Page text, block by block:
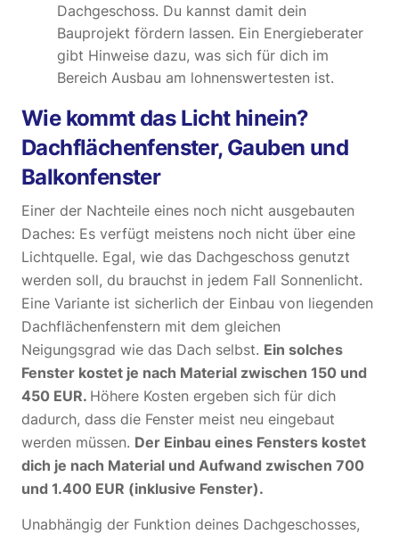
Dachgeschoss. Du kannst damit dein
Bauprojekt fördern lassen. Ein Energieberater
gibt Hinweise dazu, was sich für dich im
Bereich Ausbau am lohnenswertesten ist.
Wie kommt das Licht hinein?
Dachflächenfenster, Gauben und
Balkonfenster
Einer der Nachteile eines noch nicht ausgebauten
Daches: Es verfügt meistens noch nicht über eine
Lichtquelle. Egal, wie das Dachgeschoss genutzt
werden soll, du brauchst in jedem Fall Sonnenlicht.
Eine Variante ist sicherlich der Einbau von liegenden
Dachflächenfenstern mit dem gleichen
Neigungsgrad wie das Dach selbst. Ein solches
Fenster kostet je nach Material zwischen 150 und
450 EUR. Höhere Kosten ergeben sich für dich
dadurch, dass die Fenster meist neu eingebaut
werden müssen. Der Einbau eines Fensters kostet
dich je nach Material und Aufwand zwischen 700
und 1.400 EUR (inklusive Fenster).
Unabhängig der Funktion deines Dachgeschosses,